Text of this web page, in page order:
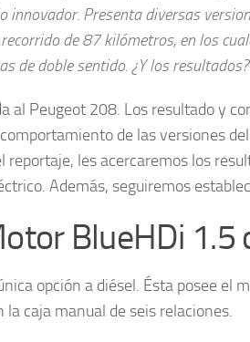
innovador. Presenta diversas
de 87 kilómetros, en los
de doble sentido. ¿Y los
al Peugeot 208. Los resultado y
de las versiones
les acercaremos los
Además, seguiremos
BlueHDi 1.5
opción a diésel. Ésta posee el
caja manual de seis relaciones.